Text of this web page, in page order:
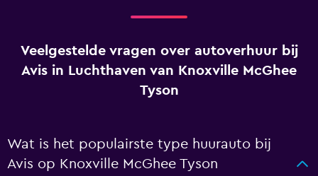
Veelgestelde vragen over autoverhuur bij
Avis in Luchthaven van Knoxville McGhee
Tyson
Wat is het populairste type huurauto bij
Avis op Knoxville McGhee Tyson